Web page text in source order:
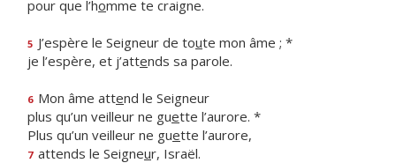
pour que l’homme te craigne.
5 J’espère le Seigneur de toute mon âme ; *
je l’espère, et j’attends sa parole.
6 Mon âme attend le Seigneur
plus qu’un veilleur ne guette l’aurore. *
Plus qu’un veilleur ne guette l’aurore,
7 attends le Seigneur, Israël.